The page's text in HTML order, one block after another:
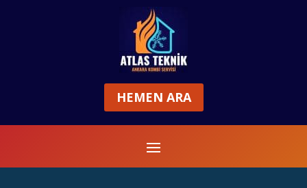
HEMEN ARA